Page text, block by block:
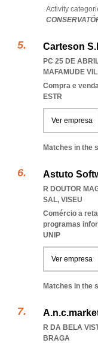
Activity
Carteson
PC 25 DE
MAFAMUDE
Compra e
ESTR
Ver empresa
Matches in the
Astuto
R DOUTOR
SAL, VISEU
Comércio a
programas
UNIP
Ver empresa
Matches in the
R DA BELA
BRAGA